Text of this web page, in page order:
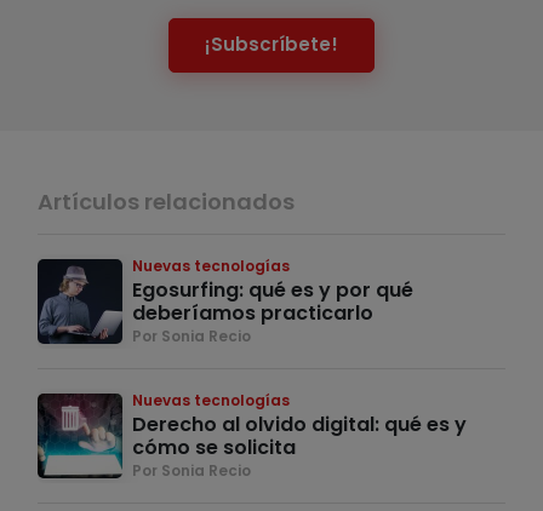
¡Subscríbete!
Artículos relacionados
Nuevas tecnologías
Egosurfing: qué es y por qué
deberíamos practicarlo
Por Sonia Recio
Nuevas tecnologías
Derecho al olvido digital: qué es y
cómo se solicita
Por Sonia Recio